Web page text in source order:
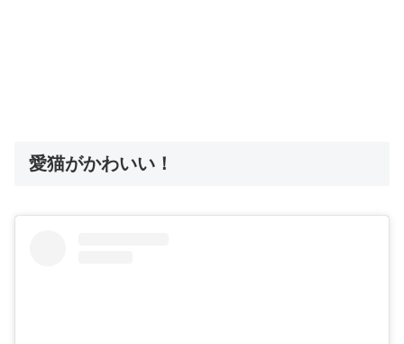
愛猫がかわいい！